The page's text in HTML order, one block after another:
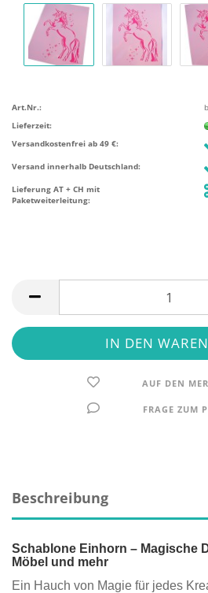
Art.Nr.:
Lieferzeit:
Versandkostenfrei ab 49 €:
Versand innerhalb Deutschland:
Lieferung AT + CH mit
Paketweiterleitung:
AUF DEN
FRAGE ZUM
Beschreibung
Schablone Einhorn – Magische
Möbel und mehr
Ein Hauch von Magie für jedes